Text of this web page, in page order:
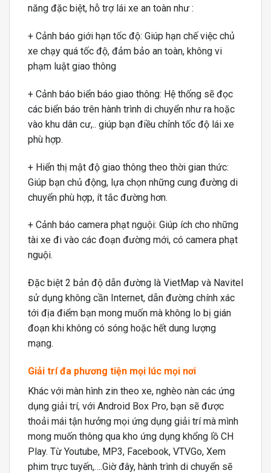
năng đặc biệt, hỗ trợ lái xe an toàn như :
+ Cảnh báo giới hạn tốc độ: Giúp hạn chế việc chủ
xe chạy quá tốc độ, đảm bảo an toàn, không vi
phạm luật giao thông
+ Cảnh báo biển báo giao thông: Hệ thống sẽ đọc
các biển báo trên hành trình di chuyển như ra hoặc
vào khu dân cư,.. giúp bạn điều chỉnh tốc độ lái xe
phù hợp.
+ Hiển thị mật độ giao thông theo thời gian thức:
Giúp bạn chủ động, lựa chọn những cung đường di
chuyển phù hợp, ít tắc đường hơn.
+ Cảnh báo camera phạt nguội: Giúp ích cho những
tài xe đi vào các đoạn đường mới, có camera phạt
nguội.
Đặc biệt 2 bản độ dẫn đường là VietMap và Navitel
sử dụng không cần Internet, dẫn đường chính xác
tới địa điểm bạn mong muốn mà không lo bị gián
đoạn khi không có sóng hoặc hết dung lượng
mạng.
Giải trí đa phương tiện mọi lúc mọi nơi
Khác với màn hình zin theo xe, nghèo nàn các ứng
dụng giải trí, với Android Box Pro, bạn sẽ được
thoải mái tận hưởng mọi ứng dụng giải trí mà mình
mong muốn thông qua kho ứng dụng khổng lồ CH
Play. Từ Youtube, MP3, Facebook, VTVGo, Xem
phim trực tuyến,….Giờ đây, hành trình di chuyển sẽ